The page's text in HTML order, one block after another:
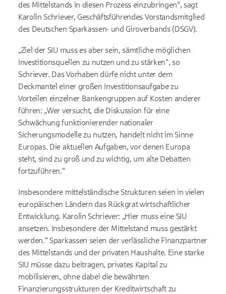
des Mittelstands in diesen Prozess einzubringen“, sagt
Karolin Schriever, Geschäftsführendes Vorstandsmitglied
des Deutschen Sparkassen- und Giroverbands (DSGV).
„Ziel der SIU muss es aber sein, sämtliche möglichen
Investitionsquellen zu nutzen und zu stärken“, so
Schriever. Das Vorhaben dürfe nicht unter dem
Deckmantel einer großen Investitionsaufgabe zu
Vorteilen einzelner Bankengruppen auf Kosten anderer
führen: „Wer versucht, die Diskussion für eine
Schwächung funktionierender nationaler
Sicherungsmodelle zu nutzen, handelt nicht im Sinne
Europas. Die aktuellen Aufgaben, vor denen Europa
steht, sind zu groß und zu wichtig, um alte Debatten
fortzuführen.“
Insbesondere mittelständische Strukturen seien in vielen
europäischen Ländern das Rückgrat wirtschaftlicher
Entwicklung. Karolin Schriever: „Hier muss eine SIU
ansetzen. Insbesondere der Mittelstand muss gestärkt
werden.“ Sparkassen seien der verlässliche Finanzpartner
des Mittelstands und der privaten Haushalte. Eine starke
SIU müsse dazu beitragen, privates Kapital zu
mobilisieren, ohne dabei die bewährten
Finanzierungsstrukturen der Kreditwirtschaft zu